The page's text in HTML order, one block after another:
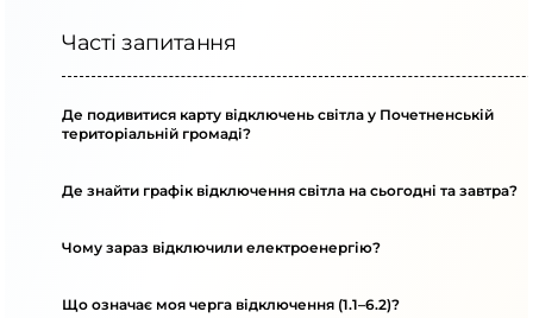
Часті запитання
Де подивитися карту відключень світла у Почетненській
територіальній громаді?
Де знайти графік відключення світла на сьогодні та завтра?
Чому зараз відключили електроенергію?
Що означає моя черга відключення (1.1–6.2)?